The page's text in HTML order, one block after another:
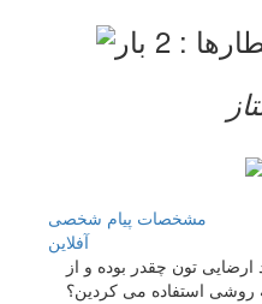
مشخصات پیام شخصی
آفلاين
تون چقدر بوده و از
روشی استفاده می کردین؟